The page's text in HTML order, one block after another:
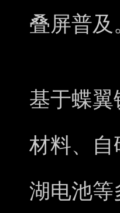
叠屏普及
基于蝶
材料、自
湖电池等